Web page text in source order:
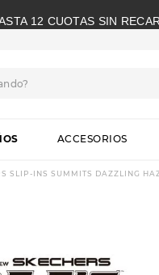
12 CUOTAS SIN
ACCESORIOS
SLIP-INS SUMMITS DAZZLING